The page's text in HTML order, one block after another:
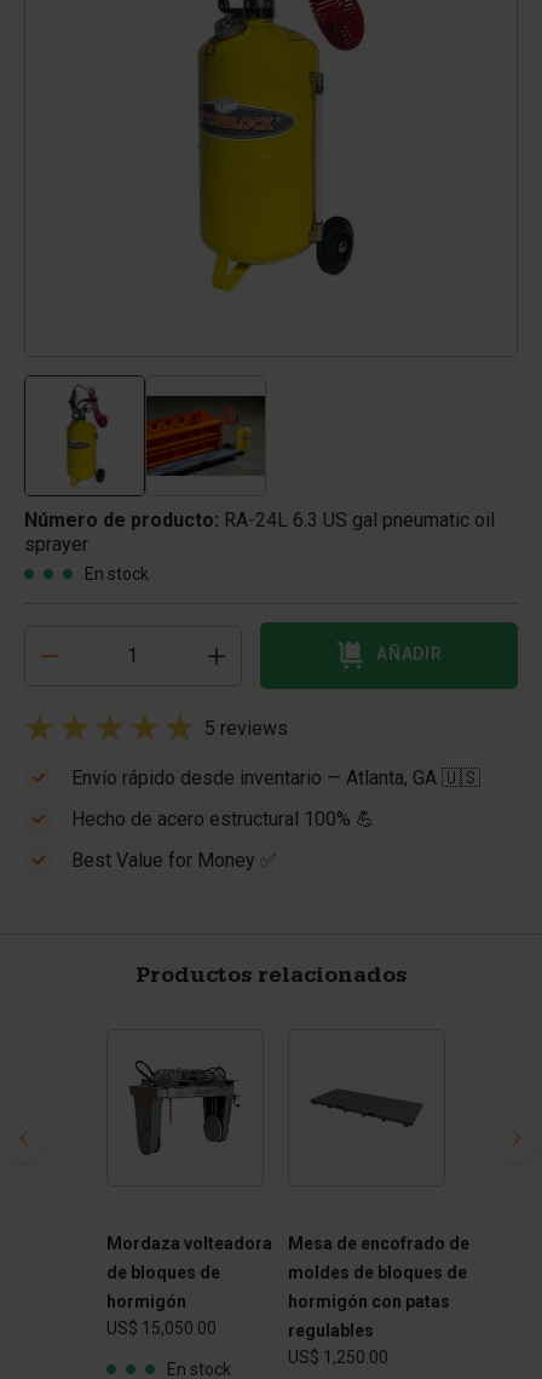
Número de producto: RA-24L 6.3 US gal pneumatic oil
sprayer
En stock
AÑADIR
5 reviews
Envío rápido desde inventario — Atlanta, GA 🇺🇸
Hecho de acero estructural 100% 💪
Best Value for Money ✅
Productos relacionados
Mordaza volteadora
de bloques de
hormigón
US$ 15,050.00
En stock
Mesa de encofrado de
moldes de bloques de
hormigón con patas
regulables
US$ 1,250.00